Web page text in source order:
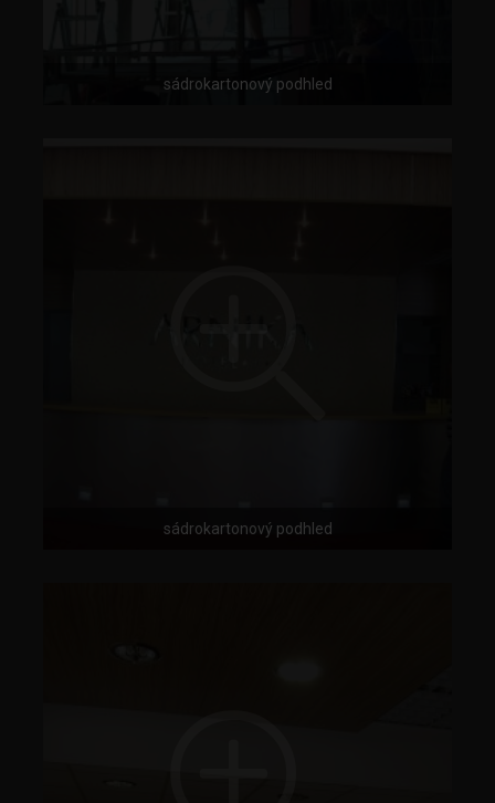
sádrokartonový podhled
sádrokartonový podhled